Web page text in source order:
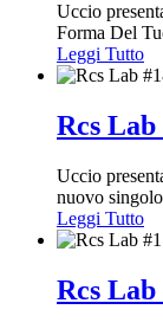
Uccio
Forma Del
Leggi Tutto
Rcs
Uccio
nuovo
Leggi Tutto
Rcs